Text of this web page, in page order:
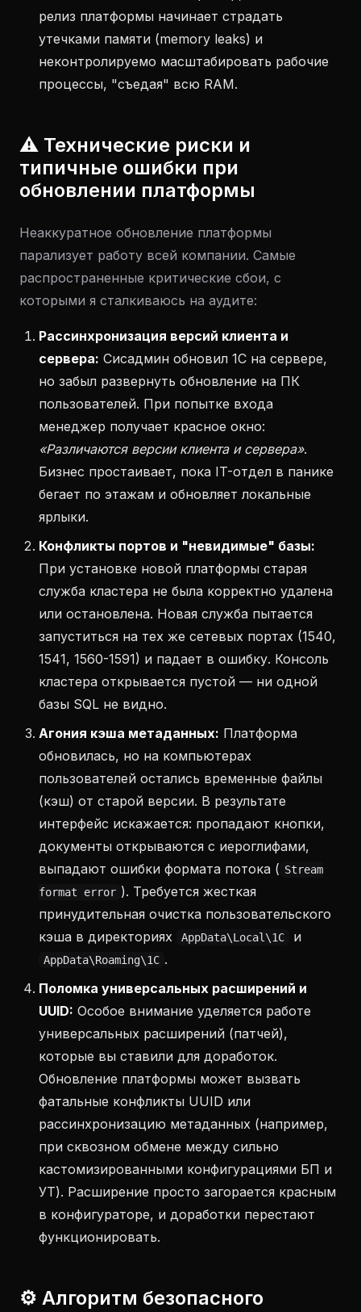
релиз платформы начинает страдать
утечками памяти (memory leaks) и
неконтролируемо масштабировать рабочие
процессы, "съедая" всю RAM.
⚠️ Технические риски и
типичные ошибки при
обновлении платформы
Неаккуратное обновление платформы
парализует работу всей компании. Самые
распространенные критические сбои, с
которыми я сталкиваюсь на аудите:
Рассинхронизация версий клиента и
сервера: Сисадмин обновил 1С на сервере,
но забыл развернуть обновление на ПК
пользователей. При попытке входа
менеджер получает красное окно:
«Различаются версии клиента и сервера».
Бизнес простаивает, пока IT-отдел в панике
бегает по этажам и обновляет локальные
ярлыки.
Конфликты портов и "невидимые" базы:
При установке новой платформы старая
служба кластера не была корректно удалена
или остановлена. Новая служба пытается
запуститься на тех же сетевых портах (1540,
1541, 1560-1591) и падает в ошибку. Консоль
кластера открывается пустой — ни одной
базы SQL не видно.
Агония кэша метаданных: Платформа
обновилась, но на компьютерах
пользователей остались временные файлы
(кэш) от старой версии. В результате
интерфейс искажается: пропадают кнопки,
документы открываются с иероглифами,
выпадают ошибки формата потока ( Stream
format error ). Требуется жесткая
принудительная очистка пользовательского
кэша в директориях
AppData\Local\1C и
AppData\Roaming\1C .
Поломка универсальных расширений и
UUID: Особое внимание уделяется работе
универсальных расширений (патчей),
которые вы ставили для доработок.
Обновление платформы может вызвать
фатальные конфликты UUID или
рассинхронизацию метаданных (например,
при сквозном обмене между сильно
кастомизированными конфигурациями БП и
УТ). Расширение просто загорается красным
в конфигураторе, и доработки перестают
функционировать.
⚙️ Алгоритм безопасного